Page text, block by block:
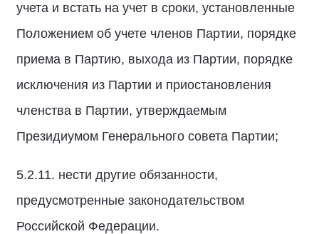
учета и встать на учет в сроки, установленные
Положением об учете членов Партии, порядке
приема в Партию, выхода из Партии, порядке
исключения из Партии и приостановления
членства в Партии, утверждаемым
Президиумом Генерального совета Партии;
5.2.11. нести другие обязанности,
предусмотренные законодательством
Российской Федерации.